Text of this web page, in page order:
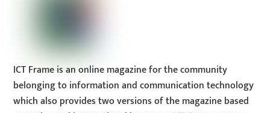
ICT Frame is an online magazine for the community
belonging to information and communication technology
which also provides two versions of the magazine based